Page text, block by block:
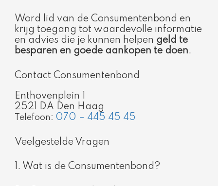
Word lid van de Consumentenbond en
krijg toegang tot waardevolle informatie
en advies die je kunnen helpen geld te
besparen en goede aankopen te doen.
Contact Consumentenbond
Enthovenplein 1
2521 DA Den Haag
Telefoon: 070 – 445 45 45
Veelgestelde Vragen
1. Wat is de Consumentenbond?